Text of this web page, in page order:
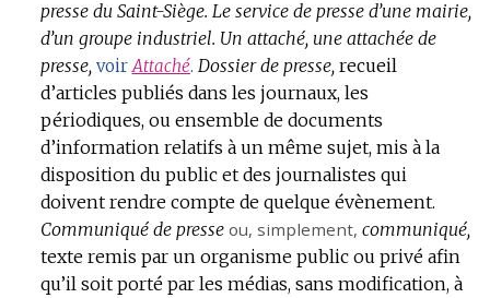
presse du Saint-Siège. Le service de presse d’une mairie,
d’un groupe industriel. Un attaché, une attachée de
presse, voir Attaché. Dossier de presse, recueil
d’articles publiés dans les journaux, les
périodiques, ou ensemble de documents
d’information relatifs à un même sujet, mis à la
disposition du public et des journalistes qui
doivent rendre compte de quelque évènement.
Communiqué de presse ou, simplement, communiqué,
texte remis par un organisme public ou privé afin
qu’il soit porté par les médias, sans modification, à